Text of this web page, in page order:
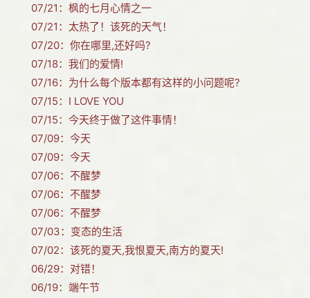
07/21： 枫的七月心情之一
07/21： 太热了！该死的天气！
07/20： 你在哪里,还好吗?
07/18： 我们的爱情!
07/16： 为什么每个版本都有这样的小问题呢?
07/15： I LOVE YOU
07/15： 今天终于做了这件事情！
07/09： 今天
07/09： 今天
07/06： 不醒梦
07/06： 不醒梦
07/06： 不醒梦
07/03： 变态的生活
07/02： 该死的夏天,我恨夏天,南方的夏天!
06/29： 对错！
06/19： 端午节